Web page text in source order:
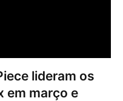
lideram os
em março e